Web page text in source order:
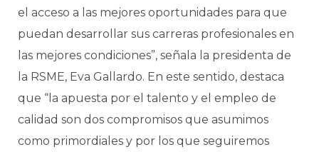
el acceso a las mejores oportunidades para que
puedan desarrollar sus carreras profesionales en
las mejores condiciones”, señala la presidenta de
la RSME, Eva Gallardo. En este sentido, destaca
que “la apuesta por el talento y el empleo de
calidad son dos compromisos que asumimos
como primordiales y por los que seguiremos